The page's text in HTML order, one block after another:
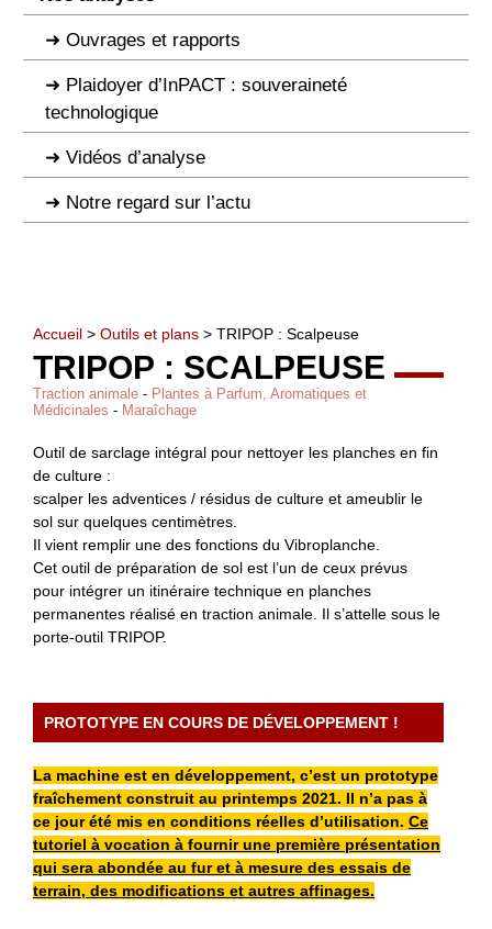
Ouvrages et rapports
Plaidoyer d’InPACT : souveraineté
technologique
Vidéos d’analyse
Notre regard sur l’actu
Accueil > Outils et plans > TRIPOP : Scalpeuse
TRIPOP : SCALPEUSE
Traction animale - Plantes à Parfum, Aromatiques et
Médicinales - Maraîchage
Outil de sarclage intégral pour nettoyer les planches en fin
de culture :
scalper les adventices / résidus de culture et ameublir le
sol sur quelques centimètres.
Il vient remplir une des fonctions du Vibroplanche.
Cet outil de préparation de sol est l’un de ceux prévus
pour intégrer un itinéraire technique en planches
permanentes réalisé en traction animale. Il s’attelle sous le
porte-outil TRIPOP.
PROTOTYPE EN COURS DE DÉVELOPPEMENT !
La machine est en développement, c’est un prototype
fraîchement construit au printemps 2021. Il n’a pas à
ce jour été mis en conditions réelles d’utilisation. Ce
tutoriel à vocation à fournir une première présentation
qui sera abondée au fur et à mesure des essais de
terrain, des modifications et autres affinages.